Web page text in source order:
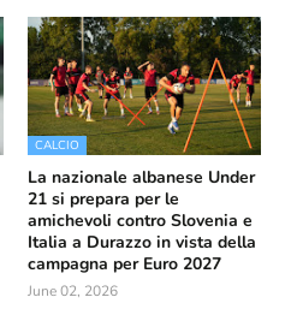
CALCIO
La nazionale albanese Under
21 si prepara per le
amichevoli contro Slovenia e
Italia a Durazzo in vista della
campagna per Euro 2027
June 02, 2026